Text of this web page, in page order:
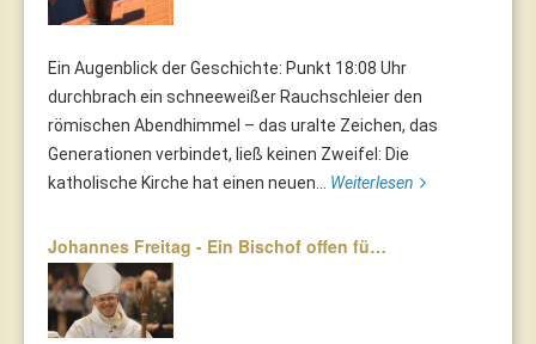
Ein Augenblick der Geschichte: Punkt 18:08 Uhr
durchbrach ein schneeweißer Rauchschleier den
römischen Abendhimmel – das uralte Zeichen, das
Generationen verbindet, ließ keinen Zweifel: Die
katholische Kirche hat einen neuen... Weiterlesen
Johannes Freitag - Ein Bischof offen fü…